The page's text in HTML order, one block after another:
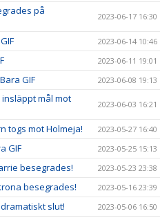
på
2023-06-17 16:30
2023-06-14 10:46
2023-06-11 19:01
GIF 2023-06-08 19:13
mål mot
2023-06-03 16:21
togs mot Holmeja! 2023-05-27 16:40
GIF 2023-05-25 15:13
besegrades! 2023-05-23 23:38
besegrades! 2023-05-16 23:39
slut! 2023-05-06 16:50